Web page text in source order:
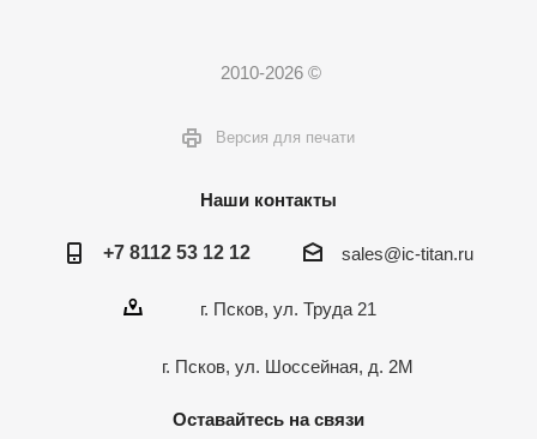
2010-2026 ©
Версия для печати
Наши контакты
+7 8112 53 12 12 sales@ic-titan.ru
г. Псков, ул. Труда 21
г. Псков, ул. Шоссейная, д. 2М
Оставайтесь на связи